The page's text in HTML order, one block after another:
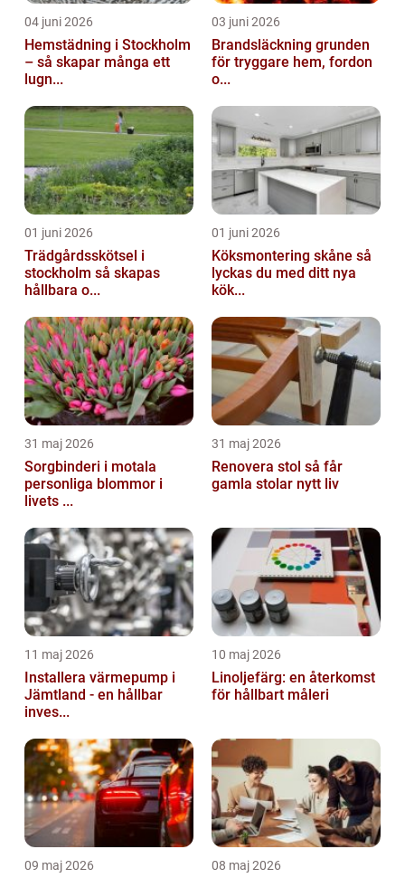
04 juni 2026
Hemstädning i Stockholm
– så skapar många ett
lugn...
03 juni 2026
Brandsläckning grunden
för tryggare hem, fordon
o...
01 juni 2026
Trädgårdsskötsel i
stockholm så skapas
hållbara o...
01 juni 2026
Köksmontering skåne så
lyckas du med ditt nya
kök...
31 maj 2026
Sorgbinderi i motala
personliga blommor i
livets ...
31 maj 2026
Renovera stol så får
gamla stolar nytt liv
11 maj 2026
Installera värmepump i
Jämtland - en hållbar
inves...
10 maj 2026
Linoljefärg: en återkomst
för hållbart måleri
09 maj 2026 08 maj 2026